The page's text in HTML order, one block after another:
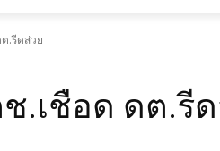
.รีดส่วย
.เชือด ดต.รี